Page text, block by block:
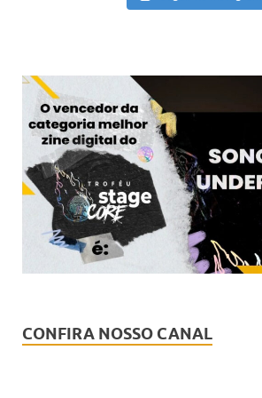
CONFIRA NOSSO CANAL